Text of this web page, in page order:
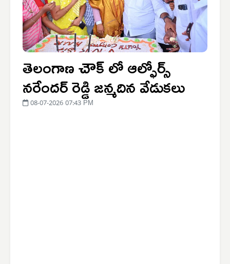
తెలంగాణ చౌక్ లో ఆల్ఫోర్స్
నరేందర్ రెడ్డి జన్మదిన వేడుకలు
08-07-2026 07:43 PM